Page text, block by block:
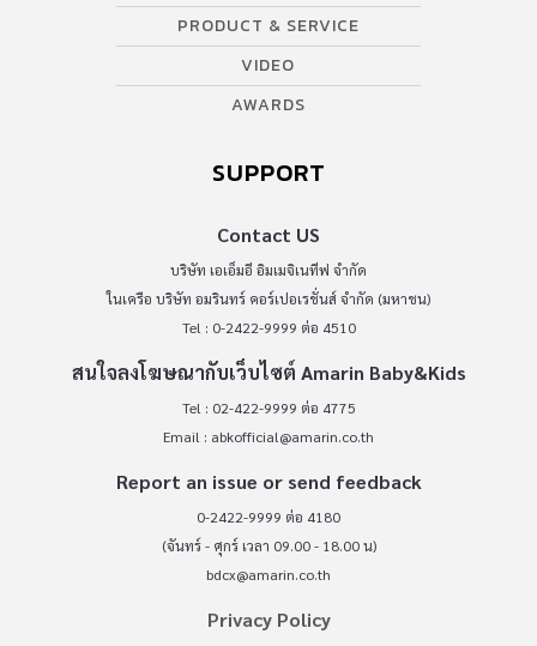
PRODUCT & SERVICE
VIDEO
AWARDS
SUPPORT
Contact US
บริษัท เอเอ็มอี อิมเมจิเนทีฟ จำกัด
ในเครือ บริษัท อมรินทร์ คอร์เปอเรชั่นส์ จำกัด (มหาชน)
Tel : 0-2422-9999 ต่อ 4510
สนใจลงโฆษณากับเว็บไซต์ Amarin Baby&Kids
Tel : 02-422-9999 ต่อ 4775
Email : abkofficial@amarin.co.th
Report an issue or send feedback
0-2422-9999 ต่อ 4180
(จันทร์ - ศุกร์ เวลา 09.00 - 18.00 น)
bdcx@amarin.co.th
Privacy Policy